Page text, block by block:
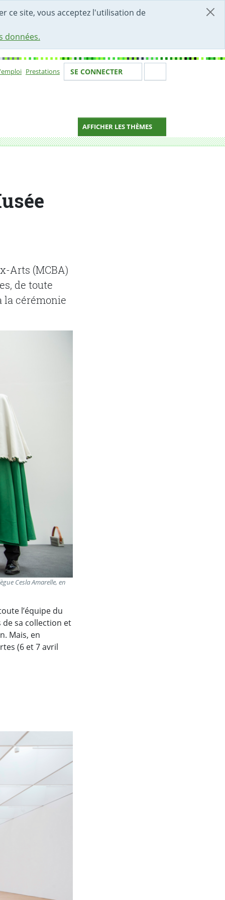
ce site, vous acceptez l'utilisation de
données.
Prestations Votre identité
SE CONNECTER
AFFICHER LES THÈMES
Arts (MCBA)
de toute
la cérémonie
Cesla Amarelle, en
l’équipe du
de sa collection et
Mais, en
(6 et 7 avril